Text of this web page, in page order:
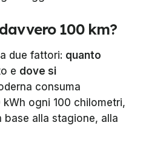
100 km?
due fattori: quanto
e dove si
consuma
ogni 100 chilometri,
base alla stagione, alla